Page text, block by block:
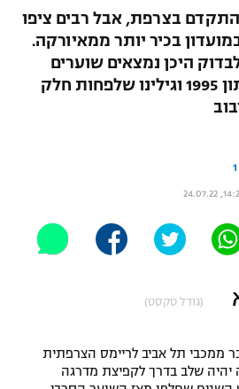
בצרפת, אבל רבים ציפו
ינחת במועדון בכיר יותר ממאיורקה.
היכן נמצאים שוערים
בולטים אחרים משנתון 1995 וגילינו שלפחות חלק
(גודל טקסט)
ממכבי תל אביב לריימס הצרפתית
שזה יהיה שלב בדרך לקפיצת מדרגה